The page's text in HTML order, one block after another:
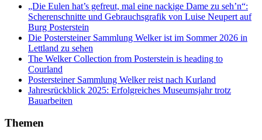
„Die Eulen hat’s gefreut, mal eine nackige Dame zu seh’n“:
Scherenschnitte und Gebrauchsgrafik von Luise Neupert auf
Burg Posterstein
Die Postersteiner Sammlung Welker ist im Sommer 2026 in
Lettland zu sehen
The Welker Collection from Posterstein is heading to
Courland
Postersteiner Sammlung Welker reist nach Kurland
Jahresrückblick 2025: Erfolgreiches Museumsjahr trotz
Bauarbeiten
Themen